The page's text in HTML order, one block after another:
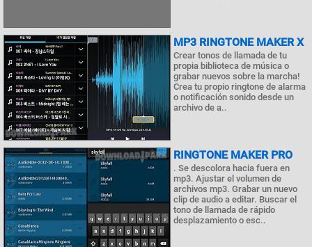
MP3 RINGTONE MAKER X
Crear tonos de llamada de tu
propia biblioteca de música o
grabar nuevos sobre la marcha!
Crea tu propio ringtone de alarma
o notificación sonido desde un
archivo de a..
RINGTONE MAKER PRO
. Se descolora hacia fuera en
mp3. Ajustar el volumen de
archivos mp3. Grabar un nuevo
clip de audio a editar. Buscar el
tono de llamada de rápido
desplazamiento o esc..